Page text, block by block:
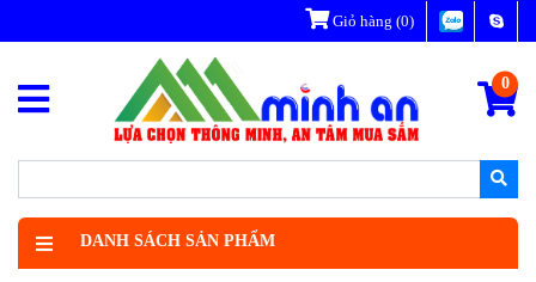
Giỏ hàng (0)
0
DANH SÁCH SẢN PHẨM